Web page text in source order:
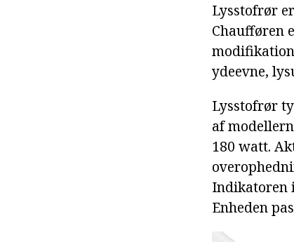
Lysstofrør
Chaufføren
ydeevne,
Lysstofrør
af
180 watt.
Indikatoren
Enheden